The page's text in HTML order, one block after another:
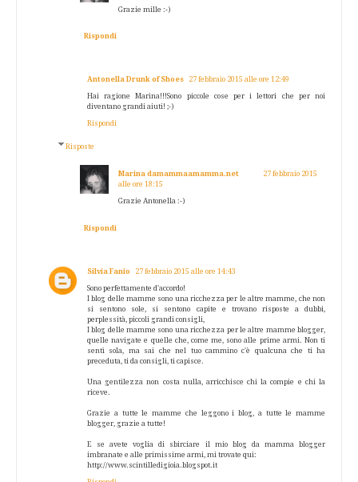
Grazie mille :-)
Rispondi
Antonella Drunk of Shoes 27 febbraio 2015 alle ore 12:49
Hai ragione Marina!!!Sono piccole cose per i lettori che per noi
diventano grandi aiuti! ;-)
Rispondi
Risposte
Marina damammaamamma.net
27 febbraio 2015
alle ore 18:15
Grazie Antonella :-)
Rispondi
Silvia Fanio 27 febbraio 2015 alle ore 14:43
Sono perfettamente d'accordo!
I blog delle mamme sono una ricchezza per le altre mamme, che non
si sentono sole, si sentono capite e trovano risposte a dubbi,
perplessità, piccoli grandi consigli,
I blog delle mamme sono una ricchezza per le altre mamme blogger,
quelle navigate e quelle che, come me, sono alle prime armi. Non ti
sentì sola, ma sai che nel tuo cammino c'è qualcuna che ti ha
preceduta, ti da consigli, ti capisce.
Una gentilezza non costa nulla, arricchisce chi la compie e chi la
riceve.
Grazie a tutte le mamme che leggono i blog, a tutte le mamme
blogger, grazie a tutte!
E se avete voglia di sbirciare il mio blog da mamma blogger
imbranate e alle primissime armi, mi trovate qui:
http://www.scintilledigioia.blogspot.it